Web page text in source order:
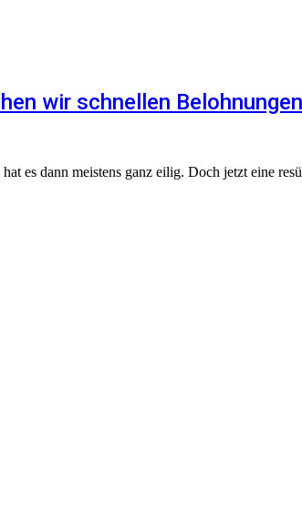
wir schnellen Belohnungen
es dann meistens ganz eilig. Doch jetzt eine